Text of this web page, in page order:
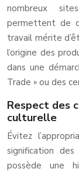
nombreux
permettent de
travail mérite
l’origine des
dans une
Trade » ou des
Respect des
culturelle
Évitez
signification
possède une